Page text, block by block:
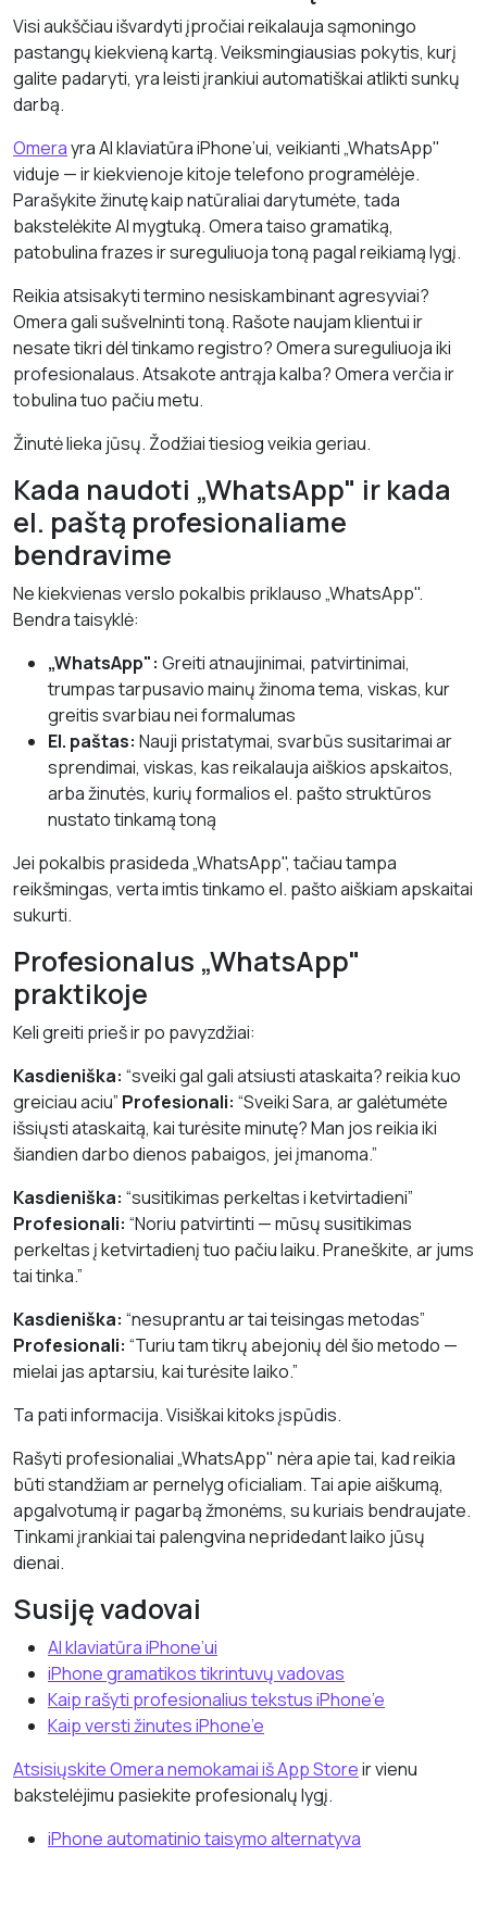
Visi aukščiau išvardyti įpročiai reikalauja sąmoningo
pastangų kiekvieną kartą. Veiksmingiausias pokytis, kurį
galite padaryti, yra leisti įrankiui automatiškai atlikti sunkų
darbą.
Omerayra AI klaviatūra iPhone’ui, veikianti „WhatsApp"
viduje — ir kiekvienoje kitoje telefono programėlėje.
Parašykite žinutę kaip natūraliai darytumėte, tada
bakstelėkite AI mygtuką. Omera taiso gramatiką,
patobulina frazes ir sureguliuoja toną pagal reikiamą lygį.
Reikia atsisakyti termino nesiskambinant agresyviai?
Omera gali sušvelninti toną. Rašote naujam klientui ir
nesate tikri dėl tinkamo registro? Omera sureguliuoja iki
profesionalaus. Atsakote antrąja kalba? Omera verčia ir
tobulina tuo pačiu metu.
Žinutė lieka jūsų. Žodžiai tiesiog veikia geriau.
Kada naudoti „WhatsApp" ir kada
el. paštą profesionaliame
bendravime
Ne kiekvienas verslo pokalbis priklauso „WhatsApp".
Bendra taisyklė:
„WhatsApp": Greiti atnaujinimai, patvirtinimai,
trumpas tarpusavio mainų žinoma tema, viskas, kur
greitis svarbiau nei formalumas
El. paštas: Nauji pristatymai, svarbūs susitarimai ar
sprendimai, viskas, kas reikalauja aiškios apskaitos,
arba žinutės, kurių formalios el. pašto struktūros
nustato tinkamą toną
Jei pokalbis prasideda „WhatsApp", tačiau tampa
reikšmingas, verta imtis tinkamo el. pašto aiškiam apskaitai
sukurti.
Profesionalus „WhatsApp"
praktikoje
Keli greiti prieš ir po pavyzdžiai:
Kasdieniška: “sveiki gal gali atsiusti ataskaita? reikia kuo
greiciau aciu” Profesionali: “Sveiki Sara, ar galėtumėte
išsiųsti ataskaitą, kai turėsite minutę? Man jos reikia iki
šiandien darbo dienos pabaigos, jei įmanoma.”
Kasdieniška: “susitikimas perkeltas i ketvirtadieni”
Profesionali: “Noriu patvirtinti — mūsų susitikimas
perkeltas į ketvirtadienį tuo pačiu laiku. Praneškite, ar jums
tai tinka.”
Kasdieniška: “nesuprantu ar tai teisingas metodas”
Profesionali: “Turiu tam tikrų abejonių dėl šio metodo —
mielai jas aptarsiu, kai turėsite laiko.”
Ta pati informacija. Visiškai kitoks įspūdis.
Rašyti profesionaliai „WhatsApp" nėra apie tai, kad reikia
būti standžiam ar pernelyg oficialiam. Tai apie aiškumą,
apgalvotumą ir pagarbą žmonėms, su kuriais bendraujate.
Tinkami įrankiai tai palengvina nepridedant laiko jūsų
dienai.
Susiję vadovai
AI klaviatūra iPhone’ui
iPhone gramatikos tikrintuvų vadovas
Kaip rašyti profesionalius tekstus iPhone’e
Kaip versti žinutes iPhone’e
Atsisiųskite Omera nemokamai iš App Storeir vienu
bakstelėjimu pasiekite profesionalų lygį.
iPhone automatinio taisymo alternatyva